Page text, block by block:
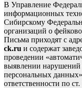
В Управление
информационных
Сибирскому
организаций о
Письма приходят с
ck.ru и содержат
проведении
выявлении нарушений
персональных
ответственности по